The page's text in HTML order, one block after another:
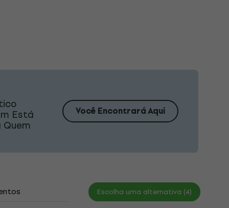
Está Você Encontrará Aqui
Escolha uma alternativa (4)